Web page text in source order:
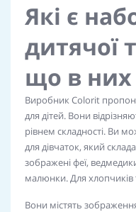
Які є
дитячої
що в них
Виробник Colorit
для дітей. Вони
рівнем складності. Ви
для дівчаток, який
зображені феї,
малюнки. Для хлопчиків
Вони містять